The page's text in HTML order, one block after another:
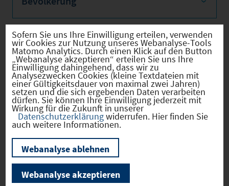
Sozialvers. Beschäftigte
Verkehrsinfrastruktur
Kommunale Infrastruktur
Sofern Sie uns Ihre Einwilligung erteilen, verwenden
wir Cookies zur Nutzung unseres Webanalyse-Tools
Matomo Analytics. Durch einen Klick auf den Button
„Webanalyse akzeptieren“ erteilen Sie uns Ihre
Einwilligung dahingehend, dass wir zu
Analysezwecken Cookies (kleine Textdateien mit
einer Gültigkeitsdauer von maximal zwei Jahren)
setzen und die sich ergebenden Daten verarbeiten
dürfen. Sie können Ihre Einwilligung jederzeit mit
Wirkung für die Zukunft in unserer
Datenschutzerklärungwiderrufen. Hier finden Sie
auch weitere Informationen.
Webanalyse ablehnen
Webanalyse akzeptieren